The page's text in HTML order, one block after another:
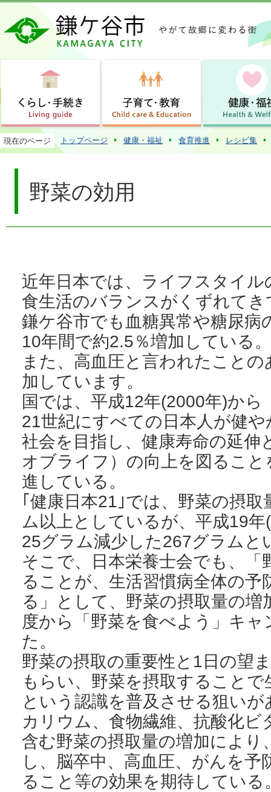
この
現在のページ トップページ 健康・福祉 食育推進 レシピ集
野菜の効用
近年日本では、ライフスタイ
食生活のバランスがくずれて
鎌ケ谷市でも血糖異常や糖尿病
10年間で約2.5％増加している。
また、高血圧と言われたこと
加しています。
国では、平成12年(2000年)から
21世紀にすべての日本人が健
社会を目指し、健康寿命の延伸
オブライフ）の向上を図るこ
進している。
｢健康日本21｣では、野菜の摂
ム以上としているが、平成19
25グラム減少した267グラムと
そこで、日本栄養士会でも、「
ることが、生活習慣病全体の予
る」として、野菜の摂取量の
度から「野菜を食べよう」キ
た。
野菜の摂取の重要性と1日の望
もらい、野菜を摂取すること
という認識を普及させる狙いが
カリウム、食物繊維、抗酸化
含む野菜の摂取量の増加により
し、脳卒中、高血圧、がんを予
ること等の効果を期待している